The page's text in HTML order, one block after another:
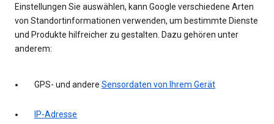
Einstellungen Sie auswählen, kann Google verschiedene Arten
von Standortinformationen verwenden, um bestimmte Dienste
und Produkte hilfreicher zu gestalten. Dazu gehören unter
anderem:
GPS- und andere Sensordaten von Ihrem Gerät
IP-Adresse